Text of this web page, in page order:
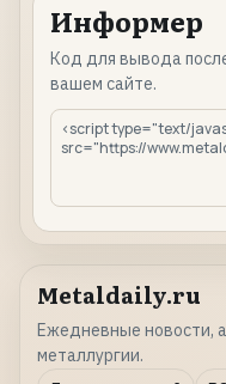
Информер
Код для вывода
вашем сайте.
Metaldaily.ru
Ежедневные новости,
металлургии.